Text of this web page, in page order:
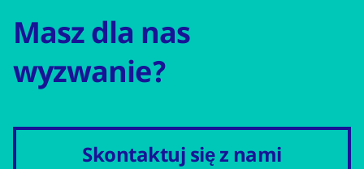
Masz dla nas
wyzwanie?
Skontaktuj się z nami